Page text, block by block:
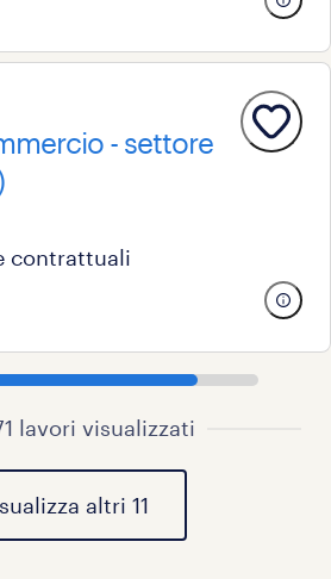
- settore
contrattuali
lavori visualizzati
altri 11